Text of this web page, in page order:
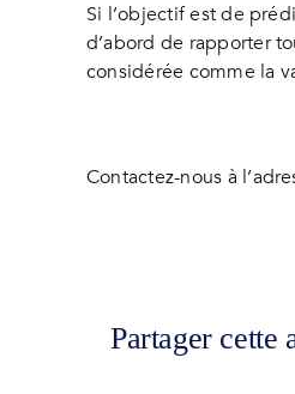
Si l’objectif est de
d’abord de rapporter
considérée comme la
Contactez-nous à
Partager cette